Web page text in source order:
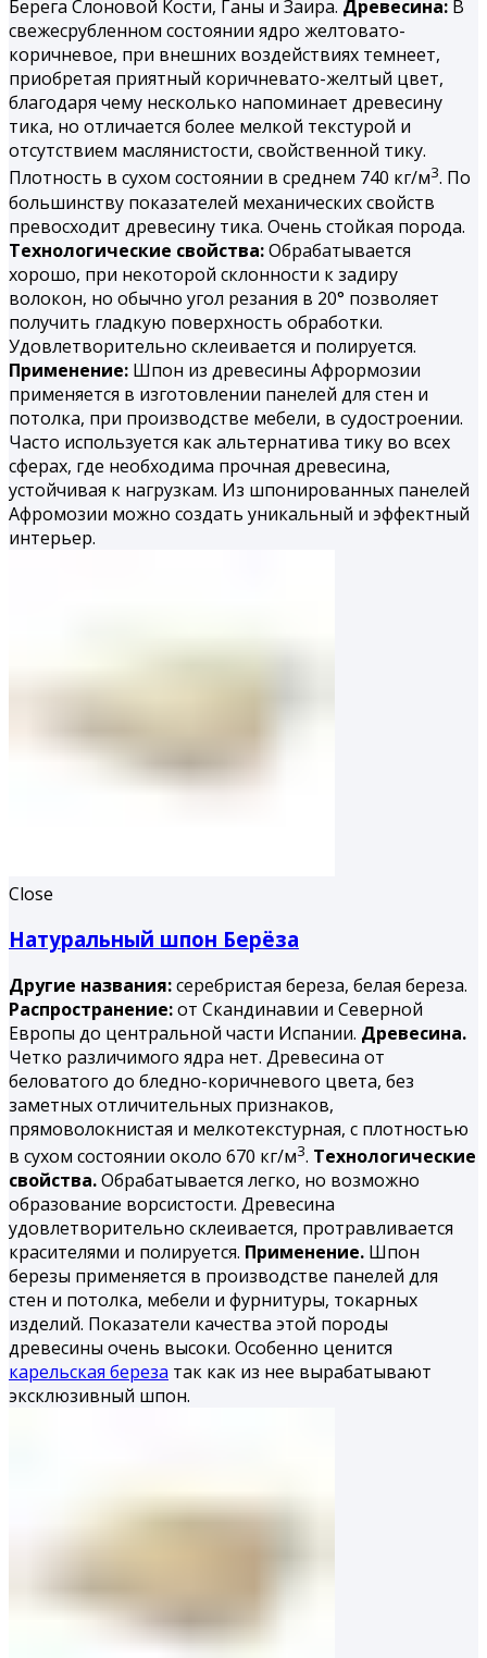
Берега Слоновой Кости, Ганы и Заира. Древесина: В
свежесрубленном состоянии ядро желтовато-
коричневое, при внешних воздействиях темнеет,
приобретая приятный коричневато-желтый цвет,
благодаря чему несколько напоминает древесину
тика, но отличается более мелкой текстурой и
отсутствием маслянистости, свойственной тику.
Плотность в сухом состоянии в среднем 740 кг/м3. По
большинству показателей механических свойств
превосходит древесину тика. Очень стойкая порода.
Технологические свойства:Обрабатывается
хорошо, при некоторой склонности к задиру
волокон, но обычно угол резания в 20° позволяет
получить гладкую поверхность обработки.
Удовлетворительно склеивается и полируется.
Применение: Шпон из древесины Афрормозии
применяется в изготовлении панелей для стен и
потолка, при производстве мебели, в судостроении.
Часто используется как альтернатива тику во всех
сферах, где необходима прочная древесина,
устойчивая к нагрузкам. Из шпонированных панелей
Афромозии можно создать уникальный и эффектный
интерьер.
Close
Натуральный шпон Берёза
Другие названия:серебристая береза, белая береза.
Распространение:от Скандинавии и Северной
Европы до центральной части Испании. Древесина.
Четко различимого ядра нет. Древесина от
беловатого до бледно-коричневого цвета, без
заметных отличительных признаков,
прямоволокнистая и мелкотекстурная, с плотностью
в сухом состоянии около 670 кг/м3. Технологические
свойства.Обрабатывается легко, но возможно
образование ворсистости. Древесина
удовлетворительно склеивается, протравливается
красителями и полируется. Применение. Шпон
березы применяется в производстве панелей для
стен и потолка, мебели и фурнитуры, токарных
изделий. Показатели качества этой породы
древесины очень высоки. Особенно ценится
карельская береза так как из нее вырабатывают
эксклюзивный шпон.